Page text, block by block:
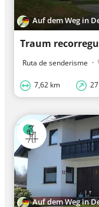
Auf dem Weg in
Traum
Ruta de senderisme ·
7,62 km
Auf dem Weg in